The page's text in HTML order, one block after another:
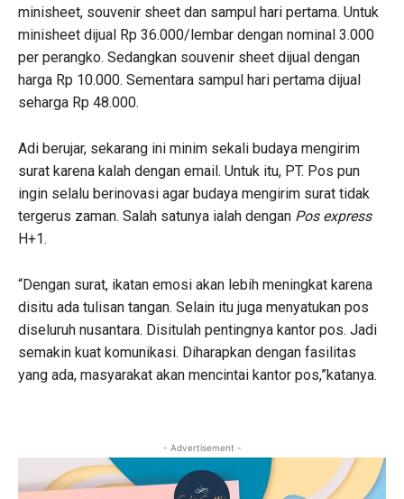
minisheet, souvenir sheet dan sampul hari pertama. Untuk
minisheet dijual Rp 36.000/lembar dengan nominal 3.000
per perangko. Sedangkan souvenir sheet dijual dengan
harga Rp 10.000. Sementara sampul hari pertama dijual
seharga Rp 48.000.
Adi berujar, sekarang ini minim sekali budaya mengirim
surat karena kalah dengan email. Untuk itu, PT. Pos pun
ingin selalu berinovasi agar budaya mengirim surat tidak
tergerus zaman. Salah satunya ialah dengan Pos express
H+1.
“Dengan surat, ikatan emosi akan lebih meningkat karena
disitu ada tulisan tangan. Selain itu juga menyatukan pos
diseluruh nusantara. Disitulah pentingnya kantor pos. Jadi
semakin kuat komunikasi. Diharapkan dengan fasilitas
yang ada, masyarakat akan mencintai kantor pos,”katanya.
- Advertisement -